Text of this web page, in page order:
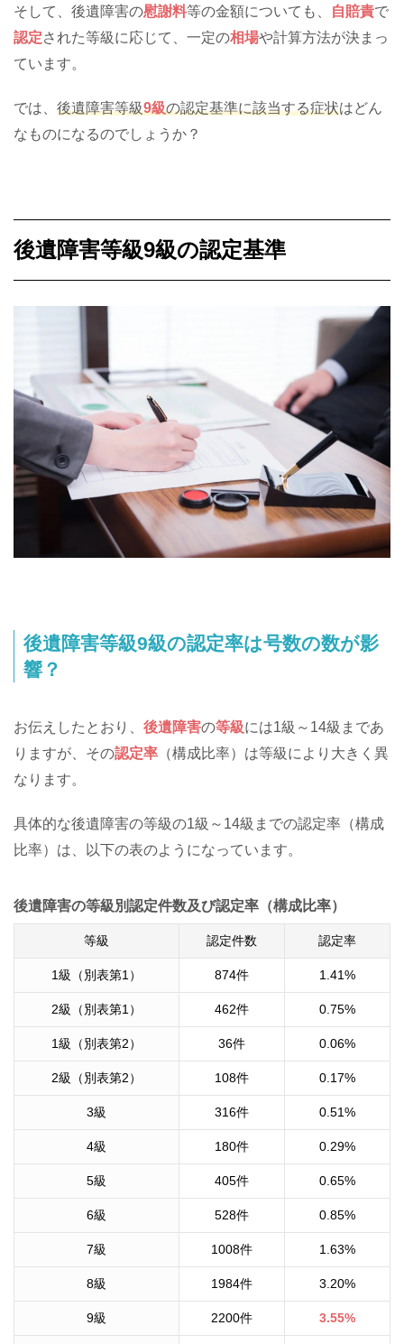
そして、後遺障害の慰謝料等の金額についても、 自賠責で
認定された等級に応じて、一定の相場や計算方法が決まっ
ています。
では、 後遺障害等級9級の認定基準に該当する症状はどん
なものになるのでしょうか？
後遺障害等級9級の認定基準
後遺障害等級9級の認定率は号数の数が影
響？
お伝えしたとおり、 後遺障害の等級には1級～14級まであ
りますが、その認定率 （構成比率）は等級により大きく異
なります。
具体的な後遺障害の等級の1級～14級までの認定率（構成
比率）は、以下の表のようになっています。
後遺障害の等級別認定件数及び認定率（構成比率）
等級 認定件数 認定率
1級（別表第1） 874件 1.41%
2級（別表第1） 462件 0.75%
1級（別表第2） 36件 0.06%
2級（別表第2） 108件 0.17%
3級 316件 0.51%
4級 180件 0.29%
5級 405件 0.65%
6級 528件 0.85%
7級 1008件 1.63%
8級 1984件 3.20%
9級 2200件 3.55%